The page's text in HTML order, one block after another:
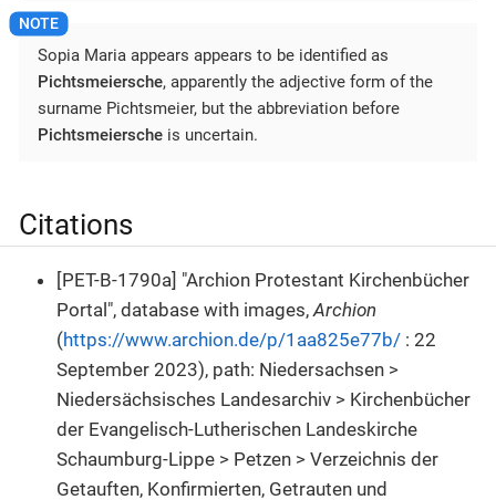
Sopia Maria appears appears to be identified as
Pichtsmeiersche, apparently the adjective form of the
surname Pichtsmeier, but the abbreviation before
Pichtsmeiersche is uncertain.
Citations
[PET-B-1790a] "Archion Protestant Kirchenbücher
Portal", database with images, Archion
(https://www.archion.de/p/1aa825e77b/ : 22
September 2023), path: Niedersachsen >
Niedersächsisches Landesarchiv > Kirchenbücher
der Evangelisch-Lutherischen Landeskirche
Schaumburg-Lippe > Petzen > Verzeichnis der
Getauften, Konfirmierten, Getrauten und